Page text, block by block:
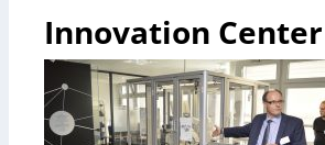
Innovation Center